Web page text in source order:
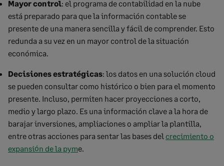
Mayor control: el programa de contabilidad en la nube
está preparado para que la información contable se
presente de una manera sencilla y fácil de comprender. Esto
redunda a su vez en un mayor control de la situación
económica.
Decisiones estratégicas: los datos en una solución cloud
se pueden consultar como histórico o bien para el momento
presente. Incluso, permiten hacer proyecciones a corto,
medio y largo plazo. Es una información clave a la hora de
barajar inversiones, ampliaciones o ampliar la plantilla,
entre otras acciones para sentar las bases del crecimiento o
expansión de la pyme.